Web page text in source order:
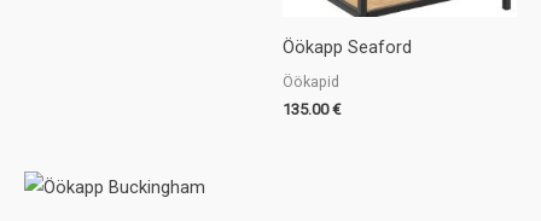
Öökapp Seaford
Öökapid
135.00€